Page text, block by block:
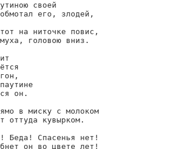
своей
его, злодей,
на ниточке повис,
головою вниз.
он.
в миску с молоком
оттуда кувырком.
Беда! Спасенья нет!
он во цвете лет!